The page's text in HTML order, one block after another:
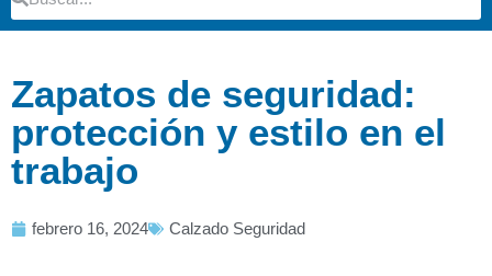
Zapatos de seguridad:
protección y estilo en el
trabajo
febrero 16, 2024 Calzado Seguridad